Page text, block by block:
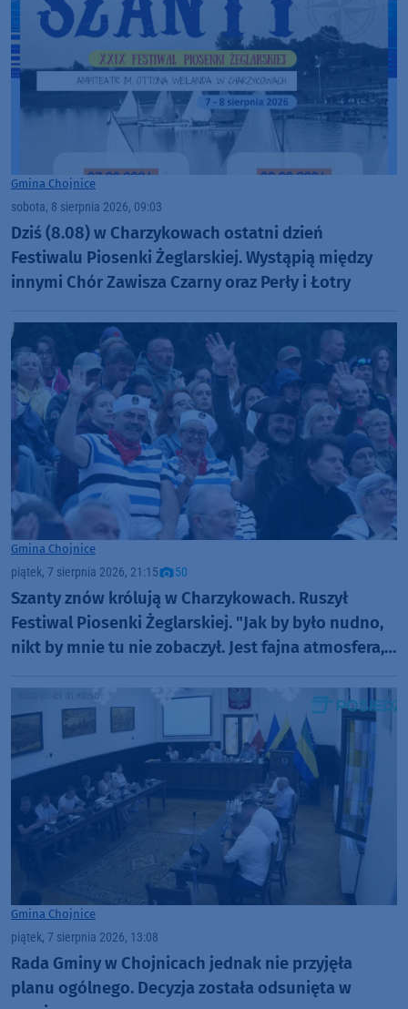
Gmina Chojnice
sobota, 8 sierpnia 2026, 09:03
Dziś (8.08) w Charzykowach ostatni dzień
Festiwalu Piosenki Żeglarskiej. Wystąpią między
innymi Chór Zawisza Czarny oraz Perły i Łotry
Gmina Chojnice
piątek, 7 sierpnia 2026, 21:15 50
Szanty znów królują w Charzykowach. Ruszył
Festiwal Piosenki Żeglarskiej. "Jak by było nudno,
nikt by mnie tu nie zobaczył. Jest fajna atmosfera,
Gmina Chojnice
piątek, 7 sierpnia 2026, 13:08
Rada Gminy w Chojnicach jednak nie przyjęła
planu ogólnego. Decyzja została odsunięta w